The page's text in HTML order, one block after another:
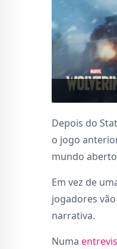
Depois do
o jogo
mundo
Em vez de
jogadores
narrativa.
Numa